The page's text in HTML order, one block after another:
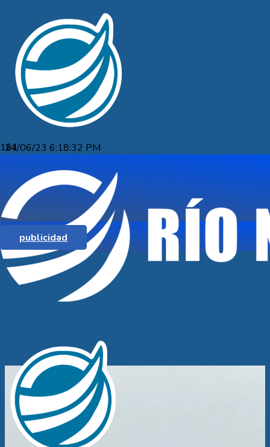
publicidad
24/06/23 6:18:32 PM
CON IDÉNTICO 2/0 DE VISITANTE
AHORA EN EL TORRES 18 DE JULIO
SIGUE DE LARGO